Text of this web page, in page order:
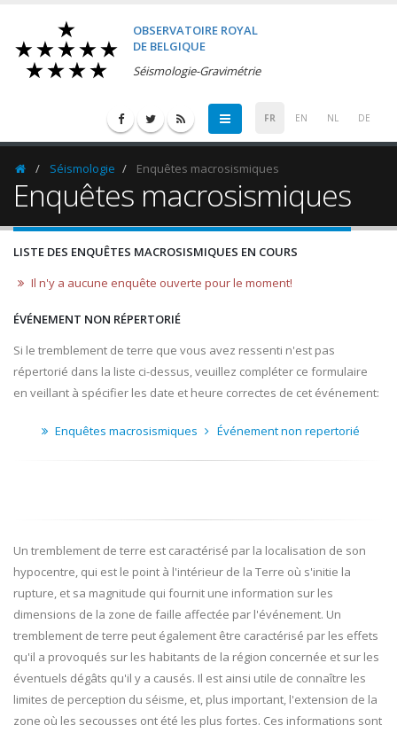
OBSERVATOIRE ROYAL
DE BELGIQUE
Séismologie-Gravimétrie
FR EN NL DE
HomepageSéismologie Enquêtes macrosismiques
Enquêtes macrosismiques
LISTE DES ENQUÊTES MACROSISMIQUES EN COURS
Il n'y a aucune enquête ouverte pour le moment!
ÉVÉNEMENT NON RÉPERTORIÉ
Si le tremblement de terre que vous avez ressenti n'est pas
répertorié dans la liste ci-dessus, veuillez compléter ce formulaire
en veillant à spécifier les date et heure correctes de cet événement:
Enquêtes macrosismiques Événement non repertorié
Un tremblement de terre est caractérisé par la localisation de son
hypocentre, qui est le point à l'intérieur de la Terre où s'initie la
rupture, et sa magnitude qui fournit une information sur les
dimensions de la zone de faille affectée par l'événement. Un
tremblement de terre peut également être caractérisé par les effets
qu'il a provoqués sur les habitants de la région concernée et sur les
éventuels dégâts qu'il y a causés. Il est ainsi utile de connaître les
limites de perception du séisme, et, plus important, l'extension de la
zone où les secousses ont été les plus fortes. Ces informations sont